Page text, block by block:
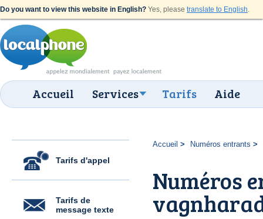
Do you want to view this website in English? Yes, please translate to English.
Accueil Services Tarifs Aide
Tarifs d'appel
Tarifs de
message texte
Accueil Numéros entrants
Numéros